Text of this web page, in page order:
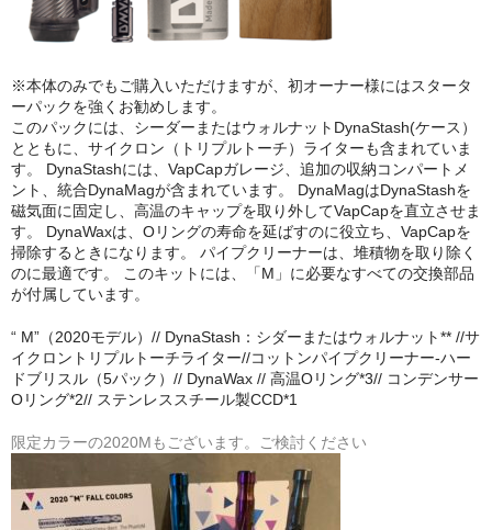
※本体のみでもご購入いただけますが、初オーナー様にはスタータ
ーパックを強くお勧めします。
このパックには、シーダーまたはウォルナットDynaStash(ケース）
とともに、サイクロン（トリプルトーチ）ライターも含まれていま
す。 DynaStashには、VapCapガレージ、追加の収納コンパートメ
ント、統合DynaMagが含まれています。 DynaMagはDynaStashを
磁気面に固定し、高温のキャップを取り外してVapCapを直立させま
す。 DynaWaxは、Oリングの寿命を延ばすのに役立ち、VapCapを
掃除するときになります。 パイプクリーナーは、堆積物を取り除く
のに最適です。 このキットには、「M」に必要なすべての交換部品
が付属しています。
“ M”（2020モデル）// DynaStash：シダーまたはウォルナット** //サ
イクロントリプルトーチライター//コットンパイプクリーナー-ハー
ドブリスル（5パック）// DynaWax // 高温Oリング*3// コンデンサー
Oリング*2// ステンレススチール製CCD*1
限定カラーの2020Mもございます。ご検討ください